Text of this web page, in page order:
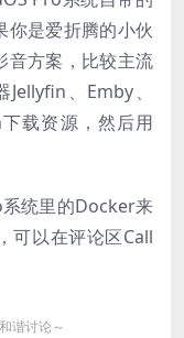
你是爱折腾的小伙
音方案，比较主流
、Emby、
载资源，然后用
统里的Docker来
可以在评论区Call
谐讨论～